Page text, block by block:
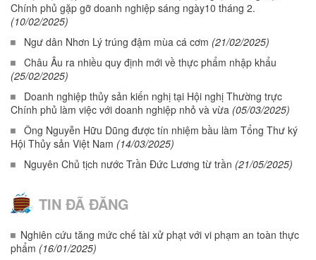
Chính phủ gặp gỡ doanh nghiệp sáng ngày10 tháng 2.
(10/02/2025)
Ngư dân Nhơn Lý trúng đậm mùa cá cơm (21/02/2025)
Châu Âu ra nhiều quy định mới về thực phẩm nhập khẩu
(25/02/2025)
Doanh nghiệp thủy sản kiến nghị tại Hội nghị Thường trực
Chính phủ làm việc với doanh nghiệp nhỏ và vừa (05/03/2025)
Ông Nguyễn Hữu Dũng được tín nhiệm bầu làm Tổng Thư ký
Hội Thủy sản Việt Nam (14/03/2025)
Nguyên Chủ tịch nước Trần Đức Lương từ trần (21/05/2025)
TIN ĐÃ ĐĂNG
Nghiên cứu tăng mức chế tài xử phạt với vi phạm an toàn thực
phẩm (16/01/2025)